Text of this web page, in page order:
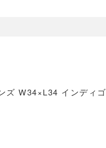
ズ W34×L34 インディゴ